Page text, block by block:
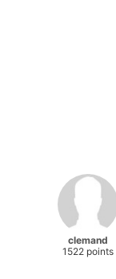
clemand
1522 points